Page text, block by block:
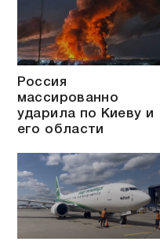
Россия
массированно
ударила по Киеву и
его области